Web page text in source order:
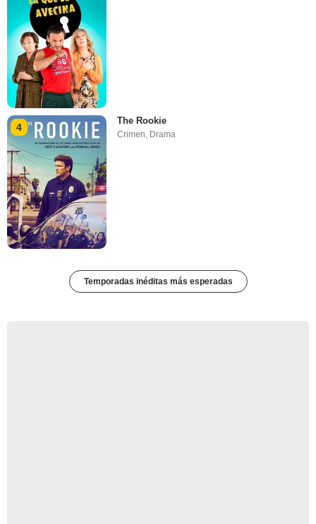
4
The Rookie
Crimen, Drama
Temporadas inéditas más esperadas